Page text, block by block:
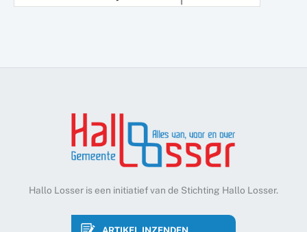
Hallo Losser is een initiatief van de Stichting Hallo Losser.